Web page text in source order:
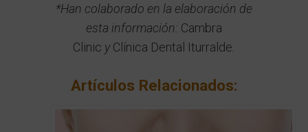
*Han colaborado en la elaboración de
esta información: Cambra
Clinic yClínica Dental Iturralde
Artículos Relacionados: